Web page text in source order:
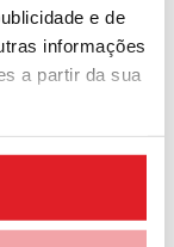
e de
informações
a partir da sua